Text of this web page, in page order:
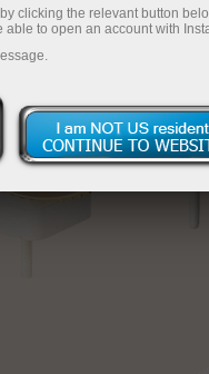
clicking the relevant button
to open an account with